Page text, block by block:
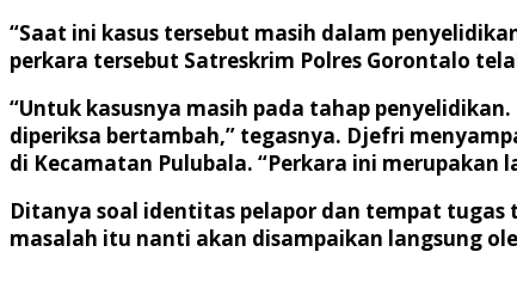
“Saat ini kasus tersebut masih dalam
perkara tersebut Satreskrim Polres Gorontalo
“Untuk kasusnya masih pada tahap
diperiksa bertambah,” tegasnya. Djefri
di Kecamatan Pulubala. “Perkara ini
Ditanya soal identitas pelapor dan tempat
masalah itu nanti akan disampaikan langsung